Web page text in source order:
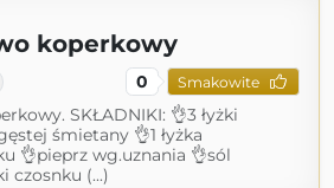
koperkowy
0 Smakowite
SKŁADNIKI: 👌3 łyżki
śmietany 👌1 łyżka
👌pieprz wg.uznania 👌sól
czosnku (...)